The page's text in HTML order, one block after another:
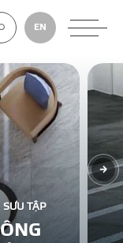
VỀ CHÚNG
GẠCH ỐP LÁT
BÊ TÔNG KHÍ
EN
KẾ
SƯU TẬP